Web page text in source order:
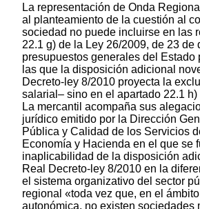
La representación de Onda
al planteamiento de la cuestión al
sociedad no puede incluirse en las
22.1 g) de la Ley 26/2009, de 23 de
presupuestos generales del Estado
las que la disposición adicional
Decreto-ley 8/2010 proyecta la
salarial– sino en el apartado 22.1
La mercantil acompaña sus
jurídico emitido por la Dirección
Pública y Calidad de los Servicios
Economía y Hacienda en el que se
inaplicabilidad de la disposición
Real Decreto-ley 8/2010 en la
el sistema organizativo del sector
regional «toda vez que, en el
autonómica, no existen sociedades